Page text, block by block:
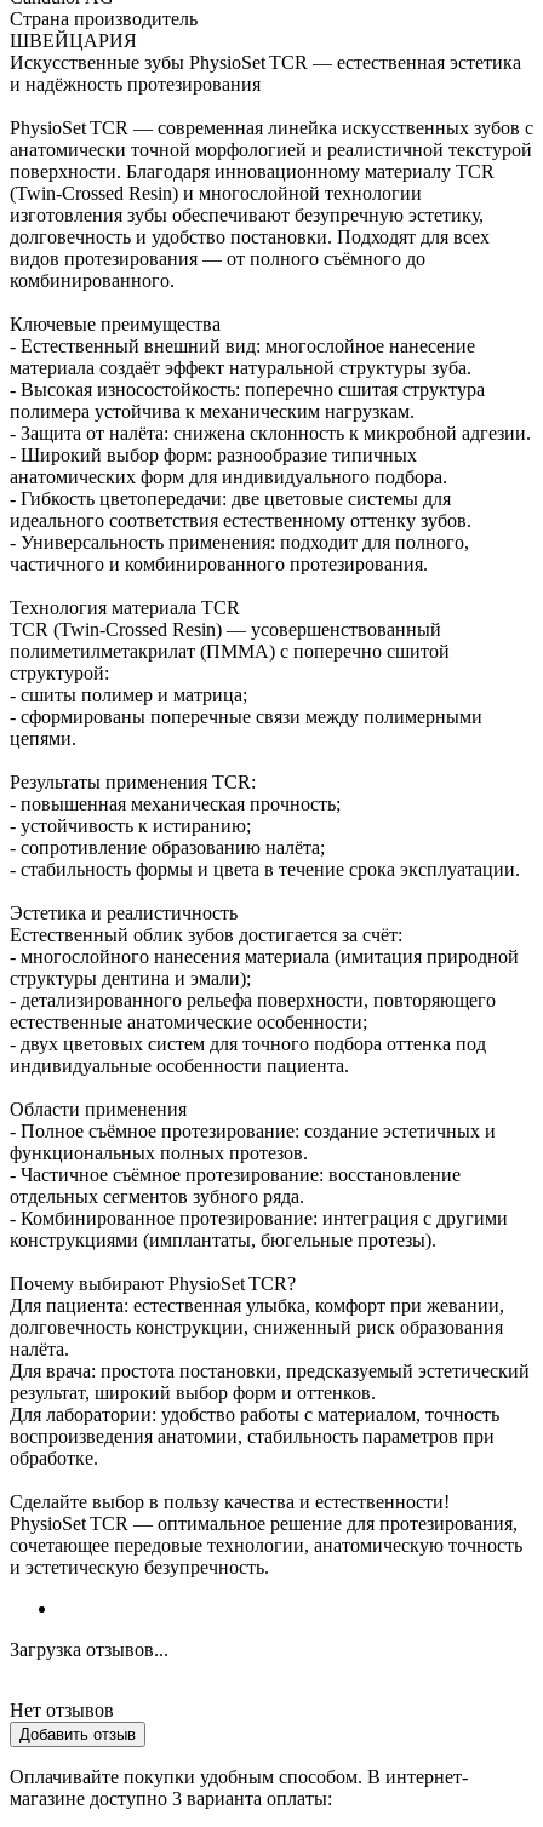
Страна производитель
ШВЕЙЦАРИЯ
Искусственные зубы PhysioSet TCR — естественная эстетика
и надёжность протезирования
PhysioSet TCR — современная линейка искусственных зубов с
анатомически точной морфологией и реалистичной текстурой
поверхности. Благодаря инновационному материалу TCR
(Twin‑Crossed Resin) и многослойной технологии
изготовления зубы обеспечивают безупречную эстетику,
долговечность и удобство постановки. Подходят для всех
видов протезирования — от полного съёмного до
комбинированного.
Ключевые преимущества
- Естественный внешний вид: многослойное нанесение
материала создаёт эффект натуральной структуры зуба.
- Высокая износостойкость: поперечно сшитая структура
полимера устойчива к механическим нагрузкам.
- Защита от налёта: снижена склонность к микробной адгезии.
- Широкий выбор форм: разнообразие типичных
анатомических форм для индивидуального подбора.
- Гибкость цветопередачи: две цветовые системы для
идеального соответствия естественному оттенку зубов.
- Универсальность применения: подходит для полного,
частичного и комбинированного протезирования.
Технология материала TCR
TCR (Twin‑Crossed Resin) — усовершенствованный
полиметилметакрилат (ПММА) с поперечно сшитой
структурой:
- сшиты полимер и матрица;
- сформированы поперечные связи между полимерными
цепями.
Результаты применения TCR:
- повышенная механическая прочность;
- устойчивость к истиранию;
- сопротивление образованию налёта;
- стабильность формы и цвета в течение срока эксплуатации.
Эстетика и реалистичность
Естественный облик зубов достигается за счёт:
- многослойного нанесения материала (имитация природной
структуры дентина и эмали);
- детализированного рельефа поверхности, повторяющего
естественные анатомические особенности;
- двух цветовых систем для точного подбора оттенка под
индивидуальные особенности пациента.
Области применения
- Полное съёмное протезирование: создание эстетичных и
функциональных полных протезов.
- Частичное съёмное протезирование: восстановление
отдельных сегментов зубного ряда.
- Комбинированное протезирование: интеграция с другими
конструкциями (имплантаты, бюгельные протезы).
Почему выбирают PhysioSet TCR?
Для пациента: естественная улыбка, комфорт при жевании,
долговечность конструкции, сниженный риск образования
налёта.
Для врача: простота постановки, предсказуемый эстетический
результат, широкий выбор форм и оттенков.
Для лаборатории: удобство работы с материалом, точность
воспроизведения анатомии, стабильность параметров при
обработке.
Сделайте выбор в пользу качества и естественности!
PhysioSet TCR — оптимальное решение для протезирования,
сочетающее передовые технологии, анатомическую точность
и эстетическую безупречность.
Загрузка отзывов...
Нет отзывов
Добавить отзыв
Оплачивайте покупки удобным способом. В интернет-
магазине доступно 3 варианта оплаты: